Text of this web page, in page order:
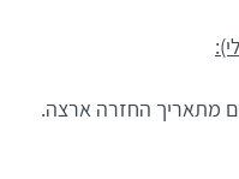
לכניסה ליוון הוא כ-3 חודשים מתאריך החזרה ארצה.